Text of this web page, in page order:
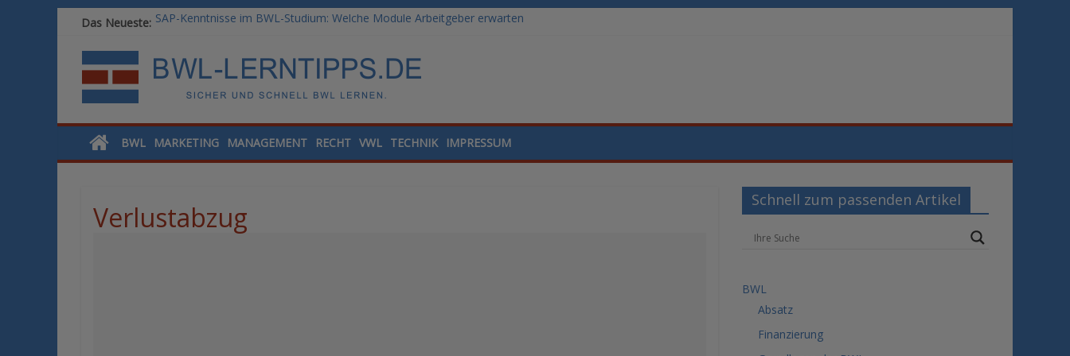
Das Neueste:
SAP-Kenntnisse im BWL-Studium: Welche Module Arbeitgeber erwarten
Vom BWL-Studium zur Führungsposition: Weiterbildungswege im Vergleich
KI-Kompetenz im BWL-Studium: Controlling und Datenanalyse verstehen
Methoden der Personalentwicklung: Blended Learning versus klassische Präsenzschulung im Vergleich
BWL MARKETING MANAGEMENT RECHT VWL TECHNIK IMPRESSUM
Verlustabzug
Schnell zum passenden Artikel
BWL
Absatz
Finanzierung